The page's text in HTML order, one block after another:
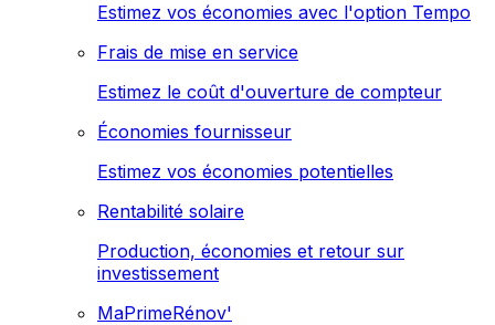
Estimez vos économies avec l'option Tempo
Frais de mise en service
Estimez le coût d'ouverture de compteur
Économies fournisseur
Estimez vos économies potentielles
Rentabilité solaire
Production, économies et retour sur
investissement
MaPrimeRénov'